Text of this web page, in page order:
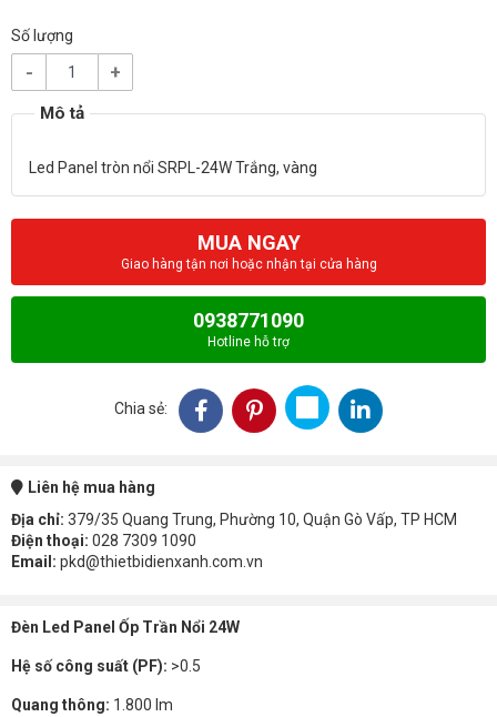
Số lượng
- +
MUA NGAY
Giao hàng tận nơi hoặc nhận tại cửa hàng
0938771090
Hotline hỗ trợ
Chia sẻ:
Liên hệ mua hàng
Địa chỉ: 379/35 Quang Trung, Phường 10, Quận Gò Vấp, TP HCM
Điện thoại: 028 7309 1090
Email: pkd@thietbidienxanh.com.vn
Đèn Led Panel Ốp Trần Nổi 24W
Hệ số công suất (PF): >0.5
Quang thông: 1.800 lm